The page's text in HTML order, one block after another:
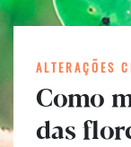
ALTERAÇÕES
Como
das